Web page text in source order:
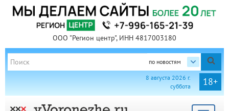
ООО "Регион центр", ИНН 4817003180
по новостям
18+
8 августа 2026 г.
суббота